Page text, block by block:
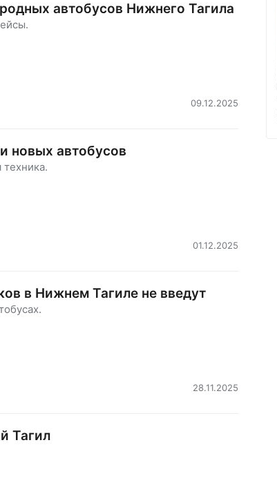
автобусов Нижнего Тагила
09.12.2025
новых автобусов
01.12.2025
в Нижнем Тагиле не введут
28.11.2025
Тагил